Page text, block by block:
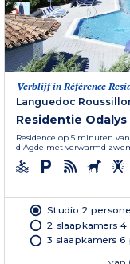
Verblijf in Référence
Languedoc
Residentie
Residence op 5 minuten
d'Agde met verwarmd
Studio 2
2 slaapkamers 4
3 slaapkamers 6